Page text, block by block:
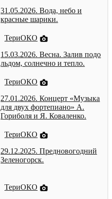
31.05.2026. Вода, небо и
красные шарики.
ТериОКО
15.03.2026. Весна. Залив подо
льдом, солнечно и тепло.
ТериОКО
27.01.2026. Концерт «Музыка
для двух фортепиано» А.
Гориболя и Я. Коваленко.
ТериОКО
29.12.2025. Предновогодний
Зеленогорск.
ТериОКО